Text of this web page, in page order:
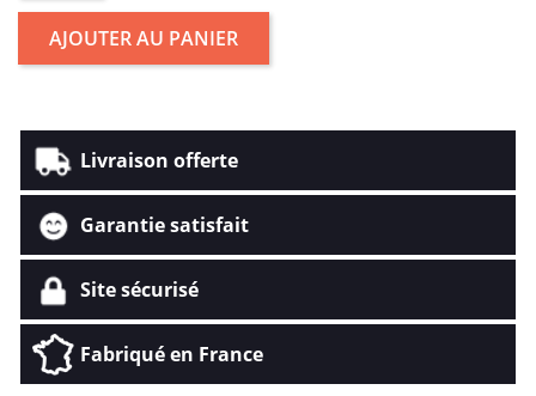
AJOUTER AU PANIER
Livraison offerte
Garantie satisfait
Site sécurisé
Fabriqué en France